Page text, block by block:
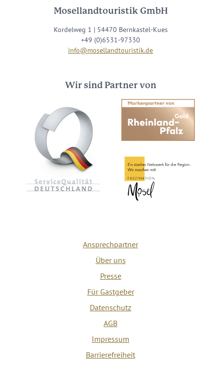
Mosellandtouristik GmbH
Kordelweg 1 | 54470 Bernkastel-Kues
+49 (0)6531-97330
info@mosellandtouristik.de
Wir sind Partner von
Ansprechpartner
Über uns
Presse
Für Gastgeber
Datenschutz
AGB
Impressum
Barrierefreiheit